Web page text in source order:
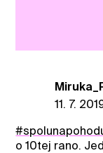
11. 7.
o 10tej rano.